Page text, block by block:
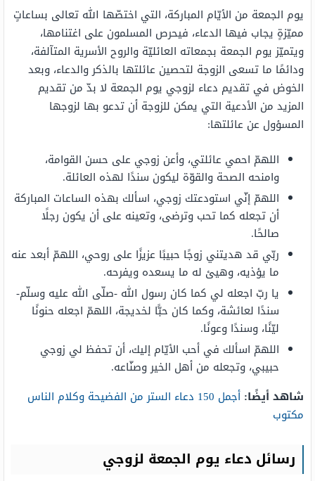
يوم الجمعة من الأيّام المباركة، التي اختصّها الله تعالى بساعاتٍ
مميّزةٍ يجاب فيها الدعاء، فيحرص المسلمون على اغتنامها،
ويتميّز يوم الجمعة بجمعاته العائليّة والروح الأسرية المتآلفة،
ودائمًا ما تسعى الزوجة لتحصين عائلتها بالذكر والدعاء، وبعد
الخوض في تقديم دعاء لزوجي يوم الجمعة لا بدّ من تقديم
المزيد من الأدعية التي يمكن للزوجة أن تدعو بها لزوجها
المسؤول عن عائلتها:
اللهمّ احمي عائلتي، وأعن زوجي على حسن القوامة،
وامنحه الصحة والقوّة ليكون سندًا لهذه العائلة.
اللهمّ إنّي استودعتك زوجي، اسألك بهذه الساعات المباركة
أن تجعله كما تحب وترضى، وتعينه على أن يكون رجلًا
صالحًا.
ربّي قد هديتني زوجًا حبيبًا عزيزًا على روحي، اللهمّ أبعد عنه
ما يؤذيه، وهيئ له ما يسعده ويفرحه.
يا ربّ اجعله لي كما كان رسول الله -صلّى الله عليه وسلّم-
سندًا لعائشة، وكما كان حبًّا لخديجة، اللهمّ اجعله حنونًا
ليّنًا، وسندًا وعونًا.
اللهمّ اسألك في أحب الأيّام إليك، أن تحفظ لي زوجي
حبيبي، وتجعله من أهل الخير وصنّاعه.
شاهد أيضًا:
أجمل 150 دعاء الستر من الفضيحة وكلام الناس
مكتوب
رسائل دعاء يوم الجمعة لزوجي